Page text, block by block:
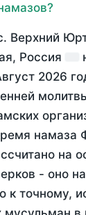
Верхний
Россия
2026
на
- оно
к точному,